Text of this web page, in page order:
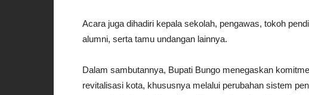
Acara juga dihadiri kepala sekolah, pengawas, tokoh
alumni, serta tamu undangan lainnya.
Dalam sambutannya, Bupati Bungo menegaskan
revitalisasi kota, khususnya melalui perubahan sistem